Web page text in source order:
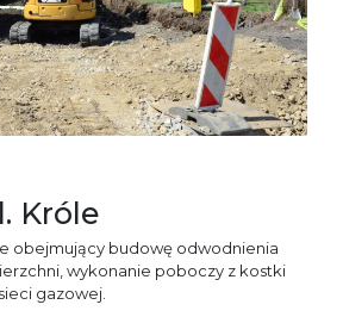
Króle
obejmujący budowę odwodnienia
wykonanie poboczy z kostki
gazowej.